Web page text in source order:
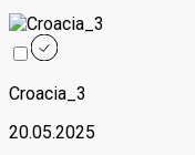
Croacia_3
20.05.2025